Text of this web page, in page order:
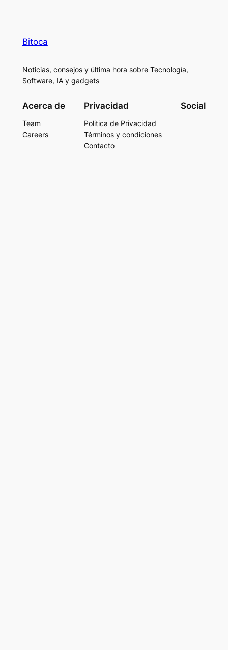
Bitoca
Noticias, consejos y última hora sobre Tecnología,
Software, IA y gadgets
Acerca de
Team
Careers
Privacidad
Politica de Privacidad
Términos y condiciones
Contacto
Social